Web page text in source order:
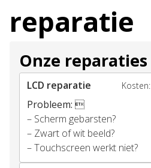
reparatie
Onze reparaties
LCD reparatie Kosten:
Probleem: 
– Scherm gebarsten?
– Zwart of wit beeld?
– Touchscreen werkt niet?